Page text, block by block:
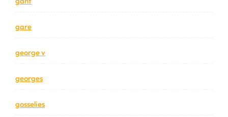
gare
george v
georges
gosselies